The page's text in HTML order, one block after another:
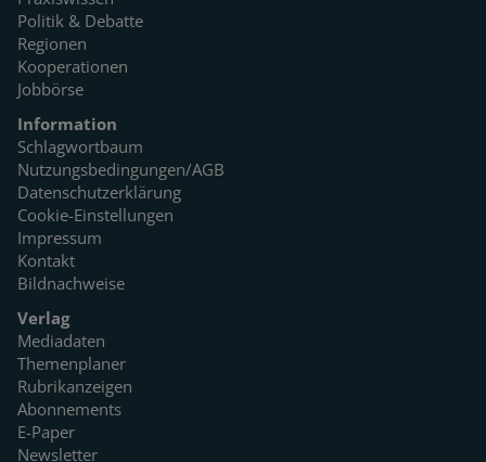
Politik & Debatte
Regionen
Kooperationen
Jobbörse
Information
Schlagwortbaum
Nutzungsbedingungen/AGB
Datenschutzerklärung
Cookie-Einstellungen
Impressum
Kontakt
Bildnachweise
Verlag
Mediadaten
Themenplaner
Rubrikanzeigen
Abonnements
E-Paper
Newsletter